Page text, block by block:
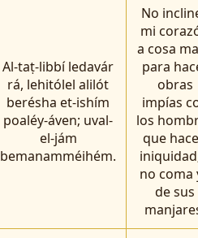
Al-taṭ-libbí ledavár
rá, lehitólel alilót
berésha et-ishím
poaléy-áven; uval-
el-jám
bemanamméihém.
No
mi
a cosa
para
obras
impías
los
que
no coma
de sus